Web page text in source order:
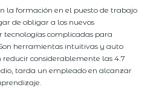
la formación en el puesto de trabajo
de obligar a los nuevos
tecnologías complicadas para
herramientas intuitivas y auto
considerablemente las 4.7
tarda un empleado en alcanzar